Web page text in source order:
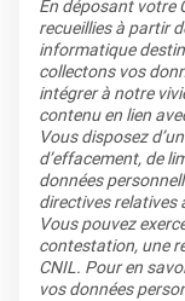
En déposant votre
recueillies à partir
informatique
collectons vos
intégrer à notre
contenu en lien
Vous disposez
d’effacement, de
données
directives relatives
Vous pouvez
contestation, une
CNIL. Pour en
vos données